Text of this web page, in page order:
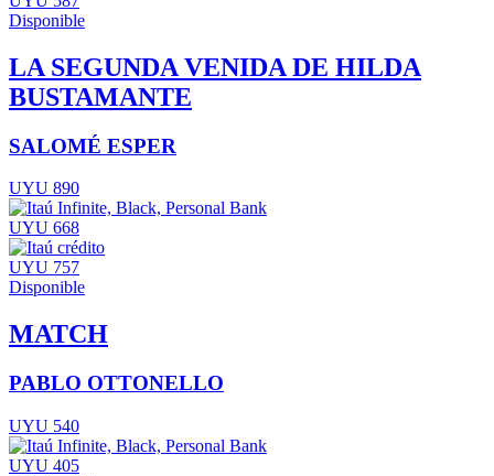
Disponible
LA SEGUNDA VENIDA DE HILDA
BUSTAMANTE
SALOMÉ ESPER
UYU 890
UYU 668
UYU 757
Disponible
MATCH
PABLO OTTONELLO
UYU 540
UYU 405